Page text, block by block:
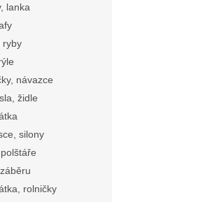
lanka
ryby
návazce
židle
silony
rolničky